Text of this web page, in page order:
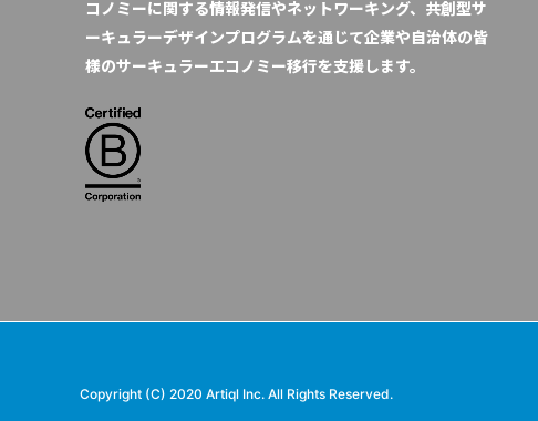
コノミーに関する情報発信やネットワーキング、共創型サ
ーキュラーデザインプログラムを通じて企業や自治体の皆
様のサーキュラーエコノミー移行を支援します。
Copyright (C) 2020 Artiql Inc. All Rights Reserved.